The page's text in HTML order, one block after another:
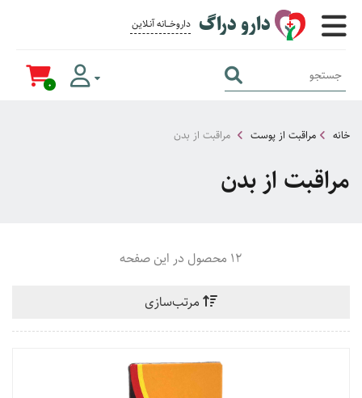
دارو دراگ داروخــــانه آنــلاین برای همــه
0
خانه مراقبت از پوست مراقبت از بدن
مراقبت از بدن
12 محصول در این صفحه
مرتب‌سازی